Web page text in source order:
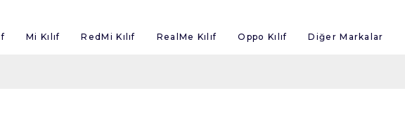
Mi Kılıf RedMi Kılıf RealMe Kılıf Oppo Kılıf Diğer Markalar